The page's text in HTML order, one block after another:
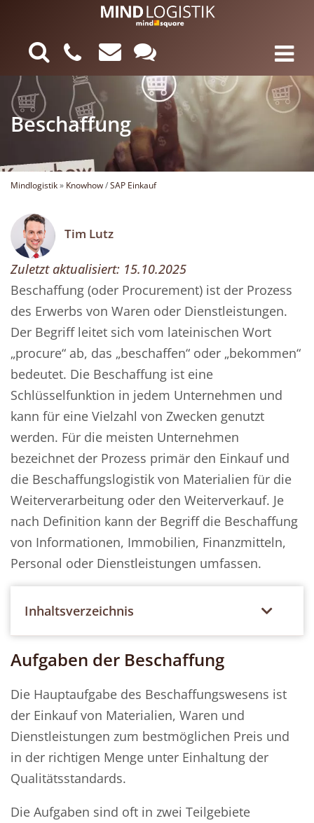
Beschaffung
Mindlogistik» Knowhow/SAP Einkauf
Tim Lutz
Zuletzt aktualisiert: 15.10.2025
Beschaffung (oder Procurement) ist der Prozess
des Erwerbs von Waren oder Dienstleistungen.
Der Begriff leitet sich vom lateinischen Wort
„procure“ ab, das „beschaffen“ oder „bekommen“
bedeutet. Die Beschaffung ist eine
Schlüsselfunktion in jedem Unternehmen und
kann für eine Vielzahl von Zwecken genutzt
werden. Für die meisten Unternehmen
bezeichnet der Prozess primär den Einkauf und
die Beschaffungslogistik von Materialien für die
Weiterverarbeitung oder den Weiterverkauf. Je
nach Definition kann der Begriff die Beschaffung
von Informationen, Immobilien, Finanzmitteln,
Personal oder Dienstleistungen umfassen.
Inhaltsverzeichnis
Aufgaben der Beschaffung
Die Hauptaufgabe des Beschaffungswesens ist
der Einkauf von Materialien, Waren und
Dienstleistungen zum bestmöglichen Preis und
in der richtigen Menge unter Einhaltung der
Qualitätsstandards.
Die Aufgaben sind oft in zwei Teilgebiete